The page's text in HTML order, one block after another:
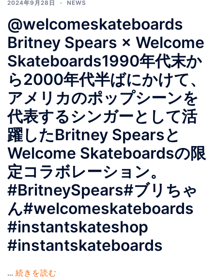
2024年9月28日 NEWS
@welcomeskateboards
Britney Spears × Welcome
Skateboards1990年代末か
ら2000年代半ばにかけて、
アメリカのポップシーンを
代表するシンガーとして活
躍したBritney Spearsと
Welcome Skateboardsの限
定コラボレーション。
#BritneySpears#ブリちゃ
ん#welcomeskateboards
#instantskateshop
#instantskateboards
... 続きを読む